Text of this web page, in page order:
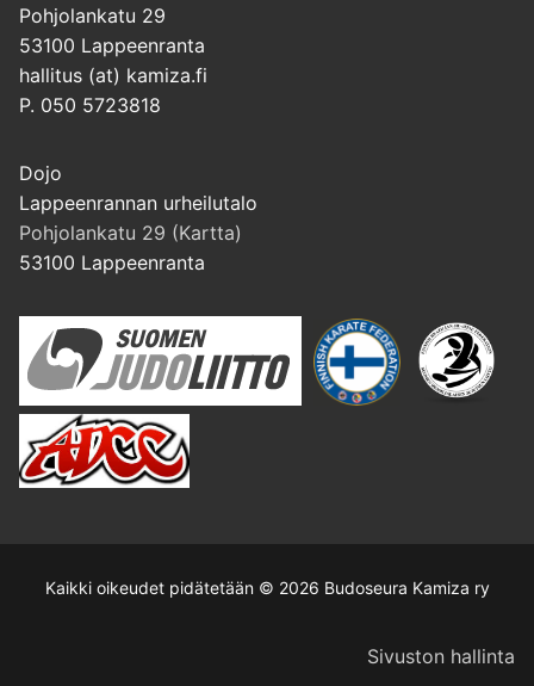
Pohjolankatu 29
53100 Lappeenranta
hallitus (at) kamiza.fi
P. 050 5723818
Dojo
Lappeenrannan urheilutalo
Pohjolankatu 29 (Kartta)
53100 Lappeenranta
Kaikki oikeudet pidätetään © 2026 Budoseura Kamiza ry
Sivuston hallinta